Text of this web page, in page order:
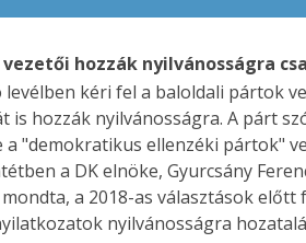
vezetői hozzák nyilvánosságra
kéri fel a baloldali pártok
hozzák nyilvánosságra. A párt
"demokratikus ellenzéki pártok"
a DK elnöke, Gyurcsány
a 2018-as választások előtt
nyilvánosságra